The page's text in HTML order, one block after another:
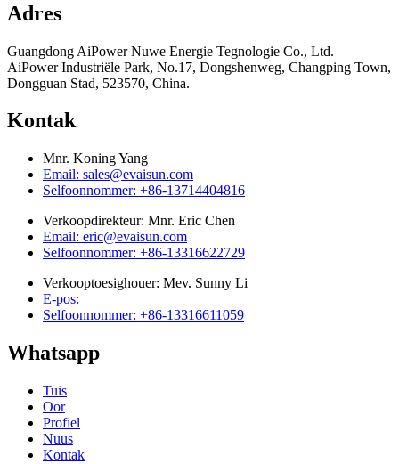
Adres
Guangdong AiPower Nuwe Energie Tegnologie Co., Ltd.
AiPower Industriële Park, No.17, Dongshenweg, Changping Town,
Dongguan Stad, 523570, China.
Kontak
Mnr. Koning Yang
Email: sales@evaisun.com
Selfoonnommer: +86-13714404816
Verkoopdirekteur: Mnr. Eric Chen
Email: eric@evaisun.com
Selfoonnommer: +86-13316622729
Verkooptoesighouer: Mev. Sunny Li
E-pos:
Selfoonnommer: +86-13316611059
Whatsapp
Tuis
Oor
Profiel
Nuus
Kontak